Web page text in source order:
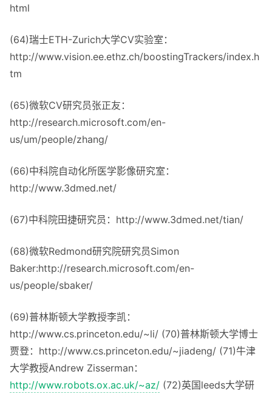
html
(64)瑞士ETH-Zurich大学CV实验室：
http://www.vision.ee.ethz.ch/boostingTrackers/index.h
tm
(65)微软CV研究员张正友：
http://research.microsoft.com/en-
us/um/people/zhang/
(66)中科院自动化所医学影像研究室：
http://www.3dmed.net/
(67)中科院田捷研究员：http://www.3dmed.net/tian/
(68)微软Redmond研究院研究员Simon
Baker:http://research.microsoft.com/en-
us/people/sbaker/
(69)普林斯顿大学教授李凯：
http://www.cs.princeton.edu/~li/ (70)普林斯顿大学博士
贾登：http://www.cs.princeton.edu/~jiadeng/ (71)牛津
大学教授Andrew Zisserman：
http://www.robots.ox.ac.uk/~az/ (72)英国leeds大学研